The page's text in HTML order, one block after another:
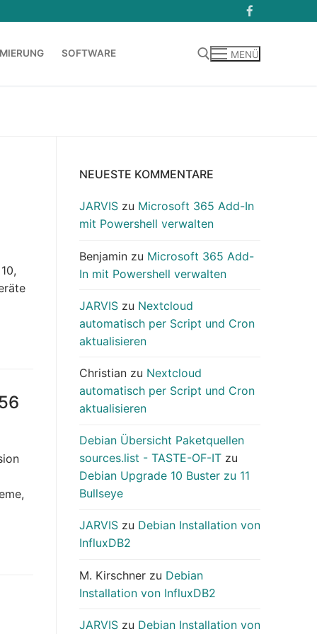
SOFTWARE MENÜ
NEUESTE KOMMENTARE
JARVIS zu Microsoft 365 Add-In
mit Powershell verwalten
Benjamin zu Microsoft 365 Add-
In mit Powershell verwalten
JARVIS zu Nextcloud
automatisch per Script und Cron
aktualisieren
Christian zu Nextcloud
automatisch per Script und Cron
aktualisieren
Debian Übersicht Paketquellen
sources.list - TASTE-OF-IT zu
Debian Upgrade 10 Buster zu 11
Bullseye
JARVIS zu Debian Installation von
InfluxDB2
M. Kirschner zu Debian
Installation von InfluxDB2
JARVIS zu Debian Installation von